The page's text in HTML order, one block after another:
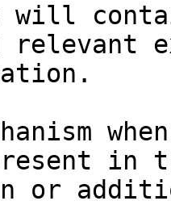
will
relevant
in
or